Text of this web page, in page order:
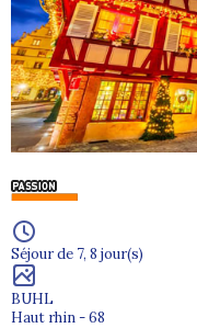
Séjour de 7, 8 jour(s)
BUHL
Haut rhin - 68